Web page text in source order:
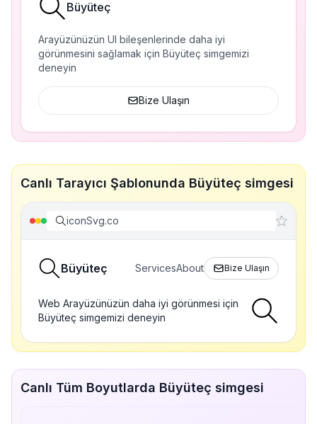
Büyüteç
Arayüzünüzün UI bileşenlerinde daha iyi
görünmesini sağlamak için Büyüteç simgemizi
deneyin
Bize Ulaşın
Canlı Tarayıcı Şablonunda Büyüteç simgesi
iconSvg.co
Büyüteç ServicesAbout Bize Ulaşın
Web Arayüzünüzün daha iyi görünmesi için
Büyüteç simgemizi deneyin
Canlı Tüm Boyutlarda Büyüteç simgesi